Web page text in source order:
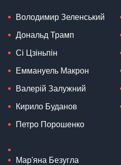
Володимир Зеленський
Дональд Трамп
Сі Цзіньпін
Еммануель Макрон
Валерій Залужний
Кирило Буданов
Петро Порошенко
Мар'яна Безугла